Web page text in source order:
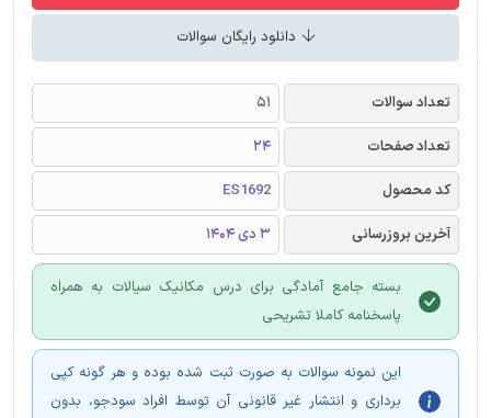
دانلود رایگان سوالات
تعداد سوالات
51
تعداد صفحات
24
کد محصول
ES1692
آخرین بروزرسانی
3 دی 1404
بسته جامع آمادگی برای درس مکانیک سیالات به همراه
پاسخنامه کاملا تشریحی
این نمونه سوالات به صورت ثبت شده بوده و هر گونه کپی
برداری و انتشار غیر قانونی آن توسط افراد سودجو، بدون